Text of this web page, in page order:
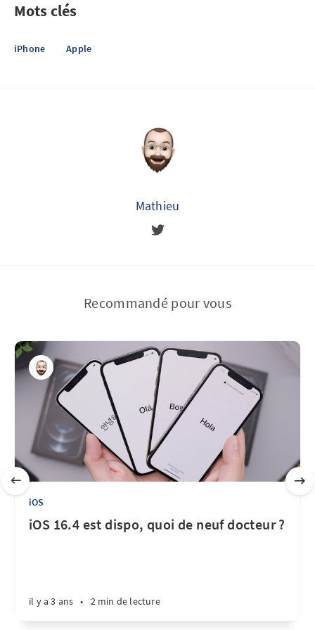
Mots clés
iPhone Apple
Mathieu
Recommandé pour vous
iOS
iOS 16.4 est dispo, quoi de neuf docteur ?
il y a 3 ans • 2 min de lecture